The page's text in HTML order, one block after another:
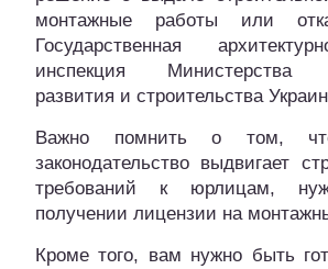
монтажные работы или
Государственная
инспекция Министерства
развития и строительства
Важно помнить о том, что
законодательство выдвигает
требований к юрлицам,
получении лицензии на
Кроме того, вам нужно быть